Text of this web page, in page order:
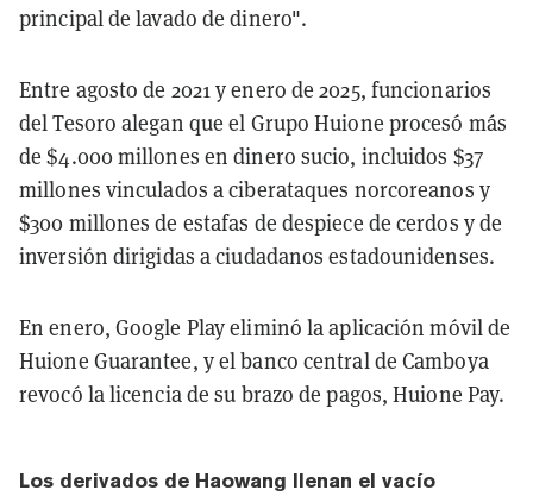
principal de lavado de dinero".
Entre agosto de 2021 y enero de 2025, funcionarios
del Tesoro alegan que el Grupo Huione procesó más
de $4.000 millones en dinero sucio, incluidos $37
millones vinculados a ciberataques norcoreanos y
$300 millones de estafas de despiece de cerdos y de
inversión dirigidas a ciudadanos estadounidenses.
En enero, Google Play eliminó la aplicación móvil de
Huione Guarantee, y el banco central de Camboya
revocó la licencia de su brazo de pagos, Huione Pay.
Los derivados de Haowang llenan el vacío